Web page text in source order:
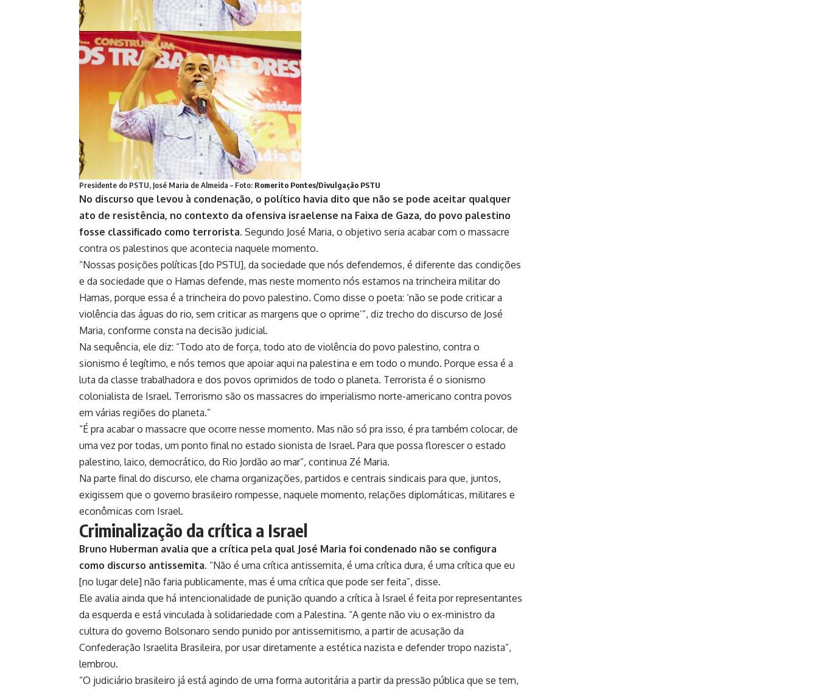
Presidente do PSTU, José Maria de Almeida – Foto: Romerito Pontes/Divulgação PSTU
No discurso que levou à condenação, o político havia dito que não se pode aceitar qualquer
ato de resistência, no contexto da ofensiva israelense na Faixa de Gaza, do povo palestino
fosse classificado como terrorista. Segundo José Maria, o objetivo seria acabar com o massacre
contra os palestinos que acontecia naquele momento.
“Nossas posições políticas [do PSTU], da sociedade que nós defendemos, é diferente das condições
e da sociedade que o Hamas defende, mas neste momento nós estamos na trincheira militar do
Hamas, porque essa é a trincheira do povo palestino. Como disse o poeta: ‘não se pode criticar a
violência das águas do rio, sem criticar as margens que o oprime’”, diz trecho do discurso de José
Maria, conforme consta na decisão judicial.
Na sequência, ele diz: “Todo ato de força, todo ato de violência do povo palestino, contra o
sionismo é legítimo, e nós temos que apoiar aqui na palestina e em todo o mundo. Porque essa é a
luta da classe trabalhadora e dos povos oprimidos de todo o planeta. Terrorista é o sionismo
colonialista de Israel. Terrorismo são os massacres do imperialismo norte-americano contra povos
em várias regiões do planeta.”
“É pra acabar o massacre que ocorre nesse momento. Mas não só pra isso, é pra também colocar, de
uma vez por todas, um ponto final no estado sionista de Israel. Para que possa florescer o estado
palestino, laico, democrático, do Rio Jordão ao mar”, continua Zé Maria.
Na parte final do discurso, ele chama organizações, partidos e centrais sindicais para que, juntos,
exigissem que o governo brasileiro rompesse, naquele momento, relações diplomáticas, militares e
econômicas com Israel.
Criminalização da crítica a Israel
Bruno Huberman avalia que a crítica pela qual José Maria foi condenado não se configura
como discurso antissemita. “Não é uma crítica antissemita, é uma crítica dura, é uma crítica que eu
[no lugar dele] não faria publicamente, mas é uma crítica que pode ser feita”, disse.
Ele avalia ainda que há intencionalidade de punição quando a crítica à Israel é feita por representantes
da esquerda e está vinculada à solidariedade com a Palestina. “A gente não viu o ex-ministro da
cultura do governo Bolsonaro sendo punido por antissemitismo, a partir de acusação da
Confederação Israelita Brasileira, por usar diretamente a estética nazista e defender tropo nazista”,
lembrou.
“O judiciário brasileiro já está agindo de uma forma autoritária a partir da pressão pública que se tem,